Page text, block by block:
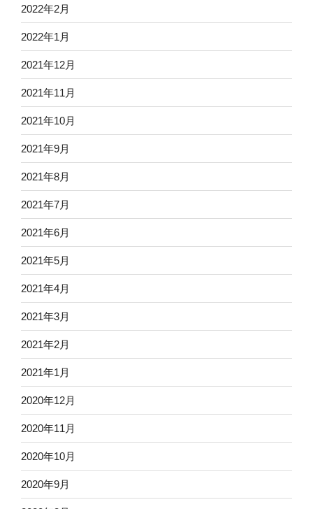
2022年2月
2022年1月
2021年12月
2021年11月
2021年10月
2021年9月
2021年8月
2021年7月
2021年6月
2021年5月
2021年4月
2021年3月
2021年2月
2021年1月
2020年12月
2020年11月
2020年10月
2020年9月